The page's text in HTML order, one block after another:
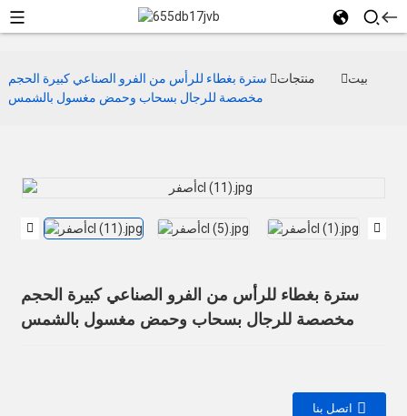
بيت منتجات
سترة بغطاء للرأس من الفرو الصناعي كبيرة الحجم
مخصصة للرجال بسحاب وحمض مغسول بالشمس
سترة بغطاء للرأس من الفرو الصناعي كبيرة الحجم
مخصصة للرجال بسحاب وحمض مغسول بالشمس
اتصل بنا